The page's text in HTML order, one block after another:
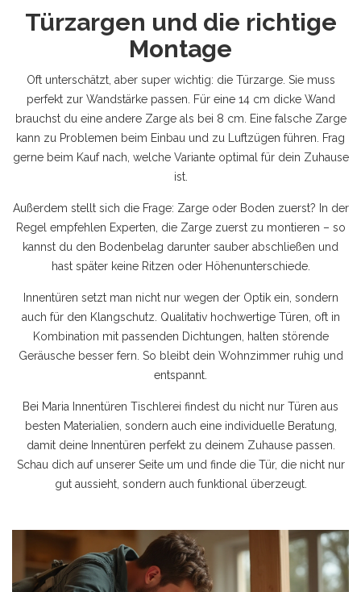
Türzargen und die richtige
Montage
Oft unterschätzt, aber super wichtig: die Türzarge. Sie muss
perfekt zur Wandstärke passen. Für eine 14 cm dicke Wand
brauchst du eine andere Zarge als bei 8 cm. Eine falsche Zarge
kann zu Problemen beim Einbau und zu Luftzügen führen. Frag
gerne beim Kauf nach, welche Variante optimal für dein Zuhause
ist.
Außerdem stellt sich die Frage: Zarge oder Boden zuerst? In der
Regel empfehlen Experten, die Zarge zuerst zu montieren – so
kannst du den Bodenbelag darunter sauber abschließen und
hast später keine Ritzen oder Höhenunterschiede.
Innentüren setzt man nicht nur wegen der Optik ein, sondern
auch für den Klangschutz. Qualitativ hochwertige Türen, oft in
Kombination mit passenden Dichtungen, halten störende
Geräusche besser fern. So bleibt dein Wohnzimmer ruhig und
entspannt.
Bei Maria Innentüren Tischlerei findest du nicht nur Türen aus
besten Materialien, sondern auch eine individuelle Beratung,
damit deine Innentüren perfekt zu deinem Zuhause passen.
Schau dich auf unserer Seite um und finde die Tür, die nicht nur
gut aussieht, sondern auch funktional überzeugt.